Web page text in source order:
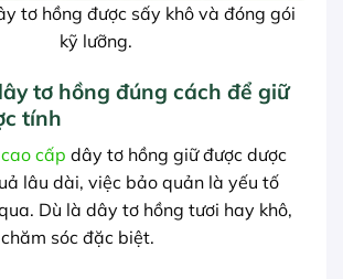
tơ hồng được sấy khô và đóng gói
kỹ lưỡng.
tơ hồng đúng cách để giữ
tính
cấp dây tơ hồng giữ được dược
lâu dài, việc bảo quản là yếu tố
Dù là dây tơ hồng tươi hay khô,
sóc đặc biệt.